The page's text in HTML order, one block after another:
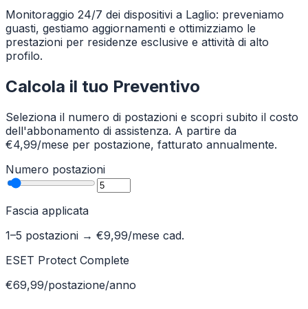
Monitoraggio 24/7 dei dispositivi a Laglio: preveniamo
guasti, gestiamo aggiornamenti e ottimizziamo le
prestazioni per residenze esclusive e attività di alto
profilo.
Calcola il tuo Preventivo
Seleziona il numero di postazioni e scopri subito il costo
dell'abbonamento di assistenza. A partire da
€4,99/mese per postazione, fatturato annualmente.
Numero postazioni
Fascia applicata
1–5 postazioni → €9,99/mese cad.
ESET Protect Complete
€69,99/postazione/anno